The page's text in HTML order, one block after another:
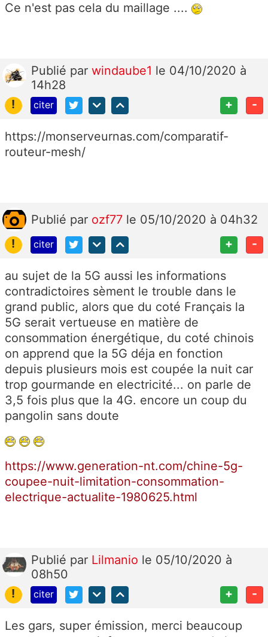
Ce n'est pas cela du maillage ....
Publié par windaube1 le 04/10/2020 à
14h28
!
citer + -
https://monserveurnas.com/comparatif-
routeur-mesh/
Publié par ozf77 le 05/10/2020 à 04h32
!
citer + -
au sujet de la 5G aussi les informations
contradictoires sèment le trouble dans le
grand public, alors que du coté Français la
5G serait vertueuse en matière de
consommation énergétique, du coté chinois
on apprend que la 5G déja en fonction
depuis plusieurs mois est coupée la nuit car
trop gourmande en electricité... on parle de
3,5 fois plus que la 4G. encore un coup du
pangolin sans doute
https://www.generation-nt.com/chine-5g-
coupee-nuit-limitation-consommation-
electrique-actualite-1980625.html
Publié par Lilmanio le 05/10/2020 à
08h50
!
citer + -
Les gars, super émission, merci beaucoup